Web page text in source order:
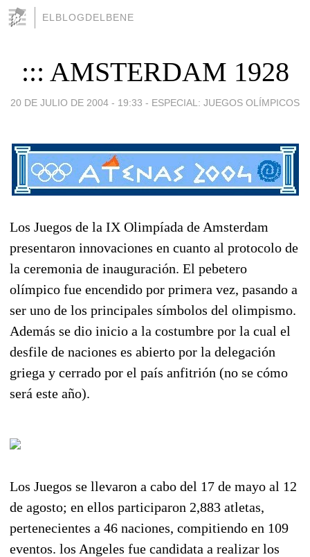
ELBLOGDELBENE
::: AMSTERDAM 1928
20 DE JULIO DE 2004 - 19:33 - ESPECIAL: JUEGOS OLÍMPICOS
Los Juegos de la IX Olimpíada de Amsterdam
presentaron innovaciones en cuanto al protocolo de
la ceremonia de inauguración. El pebetero
olímpico fue encendido por primera vez, pasando a
ser uno de los principales símbolos del olimpismo.
Además se dio inicio a la costumbre por la cual el
desfile de naciones es abierto por la delegación
griega y cerrado por el país anfitrión (no se cómo
será este año).
Los Juegos se llevaron a cabo del 17 de mayo al 12
de agosto; en ellos participaron 2,883 atletas,
pertenecientes a 46 naciones, compitiendo en 109
eventos. los Angeles fue candidata a realizar los